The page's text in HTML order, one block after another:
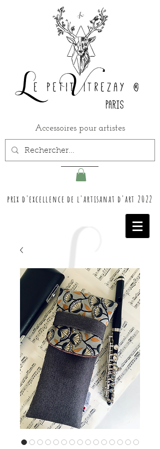
Accessoires pour artistes
prix d'excellence de l'artisanat d'art 2022